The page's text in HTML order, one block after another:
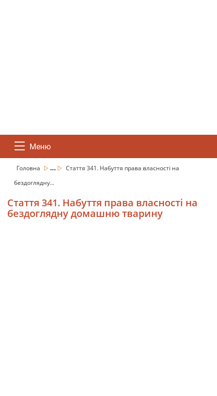
Меню
Головна ...
Стаття 341. Набуття права власності на
бездоглядну...
Стаття 341. Набуття права власності на
бездоглядну домашню тварину